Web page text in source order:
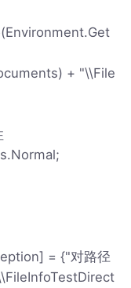
+ "\\File
= {"对路径